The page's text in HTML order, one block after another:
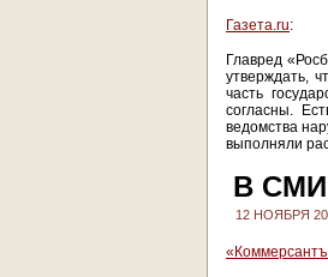
Газета.ru:
Главред
утверждать,
часть
согласны.
ведомства
выполняли
В СМИ
12 НОЯБРЯ